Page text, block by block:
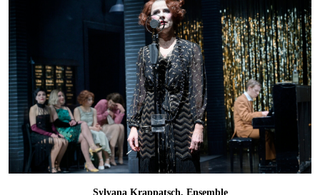
Sylvana Krappatsch, Ensemble